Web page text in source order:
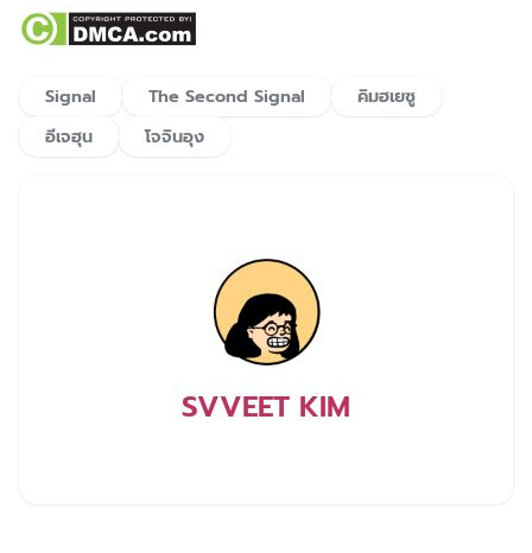
Signal The Second Signal
คิมฮเยซู
อีเจฮุน
โจจินอุง
SVVEET KIM